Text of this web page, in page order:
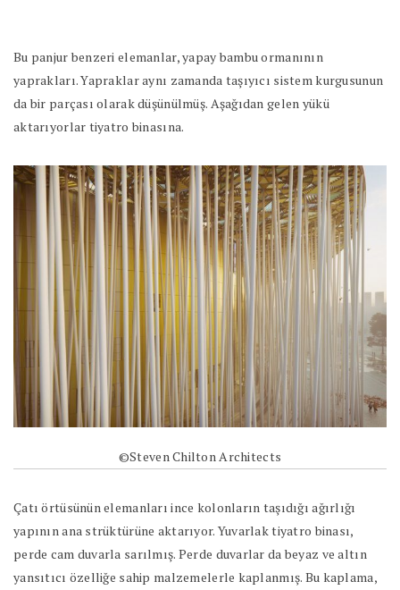
Bu panjur benzeri elemanlar, yapay bambu ormanının
yaprakları. Yapraklar aynı zamanda taşıyıcı sistem kurgusunun
da bir parçası olarak düşünülmüş. Aşağıdan gelen yükü
aktarıyorlar tiyatro binasına.
©Steven Chilton Architects
Çatı örtüsünün elemanları ince kolonların taşıdığı ağırlığı
yapının ana strüktürüne aktarıyor. Yuvarlak tiyatro binası,
perde cam duvarla sarılmış. Perde duvarlar da beyaz ve altın
yansıtıcı özelliğe sahip malzemelerle kaplanmış. Bu kaplama,